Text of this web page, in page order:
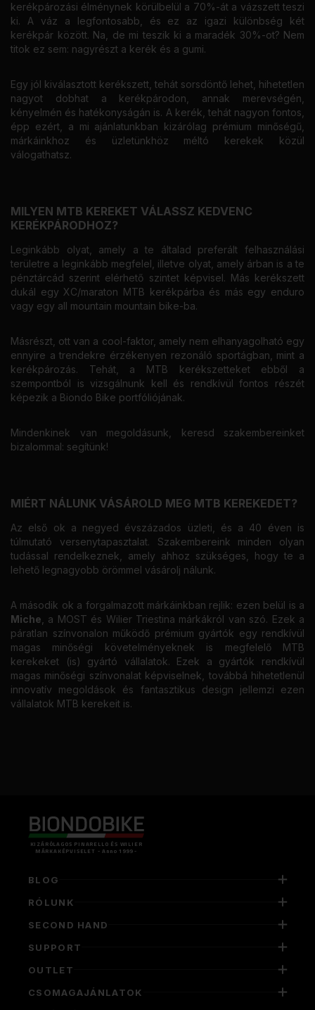
kerékpározási élménynek körülbelül a 70%-át a vázszett teszi
ki. A váz a legfontosabb, és ez az igazi különbség két
kerékpár között. Na, de mi teszik ki a maradék 30%-ot? Nem
titok ez sem: nagyrészt a kerék és a gumi.
Egy jól kiválasztott kerékszett, tehát sorsdöntő lehet, hihetetlen
nagyot dobhat a kerékpárodon, annak merevségén,
kényelmén és hatékonyságán is. A kerék, tehát nagyon fontos,
épp ezért, a mi ajánlatunkban kizárólag prémium minőségű,
márkáinkhoz és üzletünkhöz méltó kerekek közül
válogathatsz.
MILYEN MTB KEREKET VÁLASSZ KEDVENC
KERÉKPÁRODHOZ?
Leginkább olyat, amely a te általad preferált felhasználási
területre a leginkább megfelel, illetve olyat, amely árban is a te
pénztárcád szerint elérhető szintet képvisel. Más kerékszett
dukál egy XC/maraton MTB kerékpárba és más egy enduro
vagy egy all mountain mountain bike-ba.
Másrészt, ott van a cool-faktor, amely nem elhanyagolható egy
ennyire a trendekre érzékenyen rezonáló sportágban, mint a
kerékpározás. Tehát, a MTB kerékszetteket ebből a
szempontból is vizsgálnunk kell és rendkívül fontos részét
képezik a Biondo Bike portfóliójának.
Mindenkinek van megoldásunk, keresd szakembereinket
bizalommal: segítünk!
MIÉRT NÁLUNK VÁSÁROLD MEG MTB KEREKEDET?
Az első ok a negyed évszázados üzleti, és a 40 éven is
túlmutató versenytapasztalat. Szakembereink minden olyan
tudással rendelkeznek, amely ahhoz szükséges, hogy te a
lehető legnagyobb örömmel vásárolj nálunk.
A második ok a forgalmazott márkáinkban rejlik: ezen belül is a
Miche , a MOST és Wilier Triestina márkákról van szó. Ezek a
páratlan színvonalon működő prémium gyártók egy rendkívül
magas minőségi követelményeknek is megfelelő MTB
kerekeket (is) gyártó vállalatok. Ezek a gyártók rendkívül
magas minőségi színvonalat képviselnek, továbbá hihetetlenül
innovatív megoldások és fantasztikus design jellemzi ezen
vállalatok MTB kerekeit is.
KIZÁRÓLAGOS PINARELLO ÉS WILIER
MÁRKAKÉPVISELET - Anno 1999 -
BLOG
RÓLUNK
SECOND HAND
SUPPORT
OUTLET
CSOMAGAJÁNLATOK